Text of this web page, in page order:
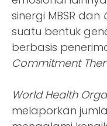
sinergi MBSR dan
suatu bentuk
berbasis
Commitment
World Health
melaporkan